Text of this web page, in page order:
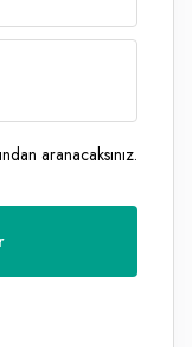
aranacaksınız.